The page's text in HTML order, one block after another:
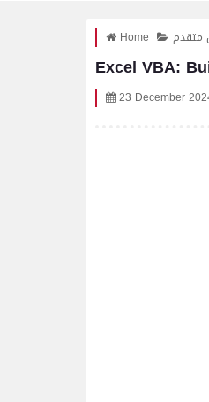
Home متقدم
Excel VBA:
23 December